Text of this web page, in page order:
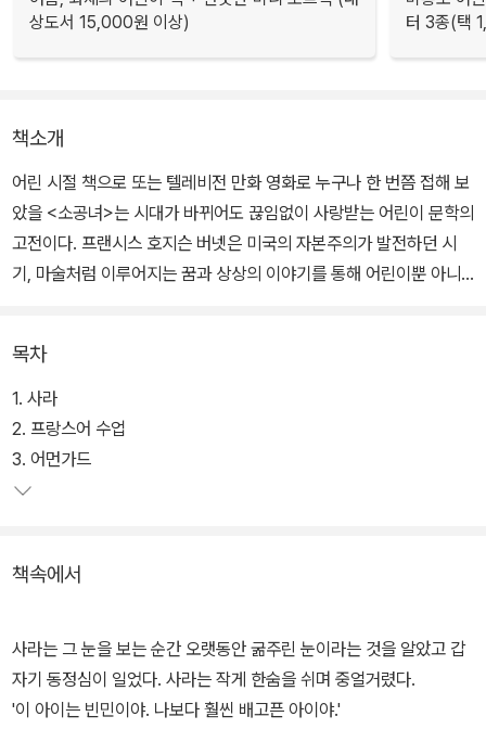
상도서 15,000원 이상)
터 3종(택
책소개
어린 시절 책으로 또는 텔레비전 만화 영화로 누구나 한 번쯤 접해 보
았을 <소공녀>는 시대가 바뀌어도 끊임없이 사랑받는 어린이 문학의
고전이다. 프랜시스 호지슨 버넷은 미국의 자본주의가 발전하던 시
기, 마술처럼 이루어지는 꿈과 상상의 이야기를 통해 어린이뿐 아니
완역판 <소공녀>에서는 영리하고 마음씨 착한 소녀인 사라의 모습뿐
아니라 자신만의 방법으로 고난을 이겨 내는 사라의 심리를 한층 가
까이 접할 수 있다. 화려한 색깔과 독특한 아이콘으로 표현한 러시아
화가 미하일 페도로프의 그림이 책 읽는 재미를 더한다.
목차
1. 사라
2. 프랑스어 수업
3. 어먼가드
책속에서
사라는 그 눈을 보는 순간 오랫동안 굶주린 눈이라는 것을 알았고 갑
자기 동정심이 일었다. 사라는 작게 한숨을 쉬며 중얼거렸다.
'이 아이는 빈민이야. 나보다 훨씬 배고픈 아이야.'